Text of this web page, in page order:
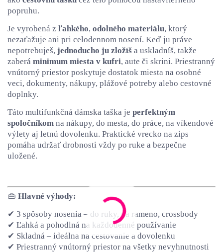
popruhu.
Je vyrobená z ľahkého, odolného materiálu, ktorý
nezaťažuje ani pri celodennom nosení. Keď ju práve
nepotrebuješ, jednoducho ju zložíš a uskladníš, takže
zaberá minimum miesta v kufri, aute či skrini. Priestranný
vnútorný priestor poskytuje dostatok miesta na osobné
veci, dokumenty, nákupy, plážové potreby alebo cestovné
doplnky.
Táto multifunkčná dámska taška je perfektným
spoločníkom na nákupy, do mesta, do práce, na víkendové
výlety aj letnú dovolenku. Praktické vrecko na zips
pomáha udržať drobnosti vždy po ruke a bezpečne
uložené.
👜 Hlavné výhody:
✔ 3 spôsoby nosenia – do ruky, na rameno, crossbody
✔ Ľahká a pohodlná na každodenné používanie
✔ Skladná – ideálna na cestovanie a dovolenku
✔ Priestranný vnútorný priestor na všetky nevyhnutnosti